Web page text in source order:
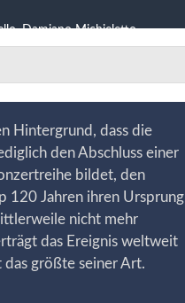
Hintergrund, dass die
den Abschluss einer
bildet, den
120 Jahren ihren Ursprung
nicht mehr
das Ereignis weltweit
das größte seiner Art.